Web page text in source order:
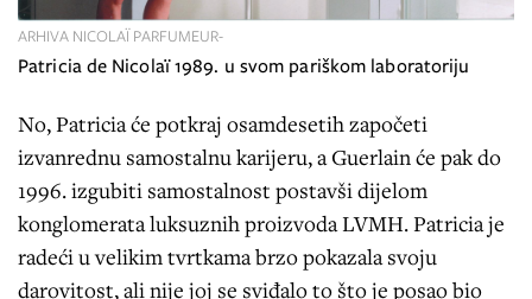
Patricia de Nicolaï 1989. u svom pariškom laboratoriju
ARHIVA NICOLAÏ PARFUMEUR-
No, Patricia će potkraj osamdesetih započeti
izvanrednu samostalnu karijeru, a Guerlain će pak do
1996. izgubiti samostalnost postavši dijelom
konglomerata luksuznih proizvoda LVMH. Patricia je
radeći u velikim tvrtkama brzo pokazala svoju
darovitost, ali nije joj se sviđalo to što je posao bio